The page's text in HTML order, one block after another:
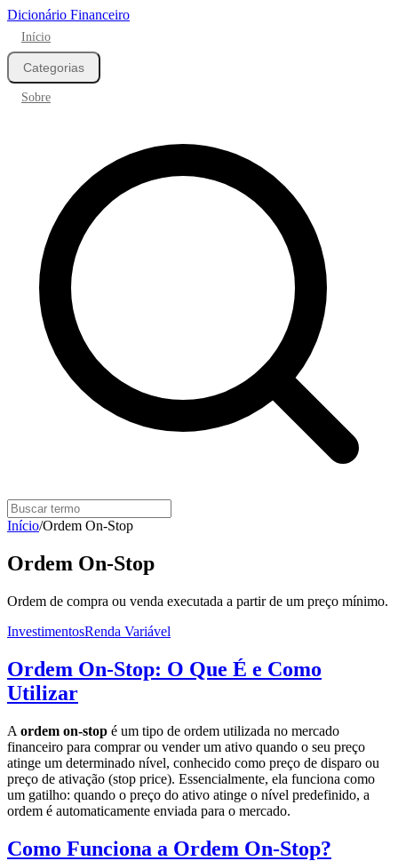
Dicionário Financeiro
Início
Categorias
Sobre
Início/Ordem On-Stop
Ordem On-Stop
Ordem de compra ou venda executada a partir de um preço mínimo.
InvestimentosRenda Variável
Ordem On-Stop: O Que É e Como
Utilizar
A ordem on-stop é um tipo de ordem utilizada no mercado
financeiro para comprar ou vender um ativo quando o seu preço
atinge um determinado nível, conhecido como preço de disparo ou
preço de ativação (stop price). Essencialmente, ela funciona como
um gatilho: quando o preço do ativo atinge o nível predefinido, a
ordem é automaticamente enviada para o mercado.
Como Funciona a Ordem On-Stop?